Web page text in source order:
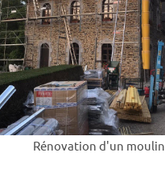
Rénovation d'un moulin